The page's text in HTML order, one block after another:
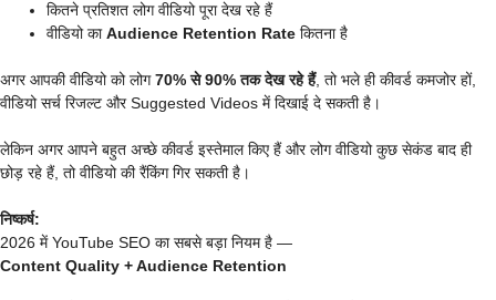
कितने प्रतिशत लोग वीडियो पूरा देख रहे हैं
वीडियो काAudience Retention Rate कितना है
अगर आपकी वीडियो को लोग70% से 90% तक देख रहे हैं, तो भले ही कीवर्ड कमजोर हों,
वीडियो सर्च रिजल्ट और Suggested Videos में दिखाई दे सकती है।
लेकिन अगर आपने बहुत अच्छे कीवर्ड इस्तेमाल किए हैं और लोग वीडियो कुछ सेकंड बाद ही
छोड़ रहे हैं, तो वीडियो की रैंकिंग गिर सकती है।
निष्कर्ष:
2026 में YouTube SEO का सबसे बड़ा नियम है —
Content Quality + Audience Retention